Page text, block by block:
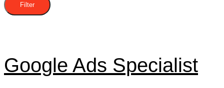
Filter
Google Ads Specialist